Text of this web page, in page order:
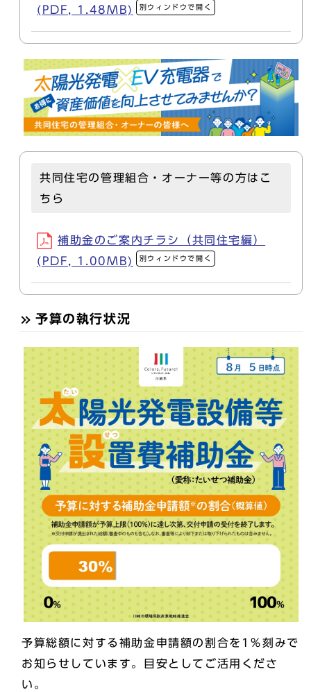
(PDF, 1.48MB)
別ウィンドウで開く
共同住宅の管理組合・オーナー等の方はこ
ちら
補助金のご案内チラシ（共同住宅編）
(PDF, 1.00MB)
別ウィンドウで開く
予算の執行状況
予算総額に対する補助金申請額の割合を1％刻みで
お知らせしています。目安としてご活用くださ
い。